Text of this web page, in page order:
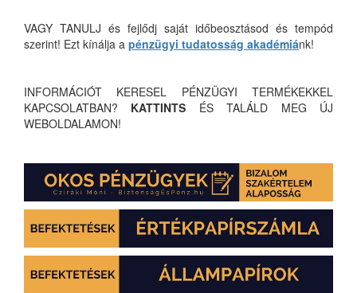
VAGY TANULJ és fejlődj saját időbeosztásod és tempód
szerint! Ezt kínálja a pénzügyi tudatosság akadémiánk!
INFORMÁCIÓT KERESEL PÉNZÜGYI TERMÉKEKKEL
KAPCSOLATBAN? KATTINTS ÉS TALÁLD MEG ÚJ
WEBOLDALAMON!